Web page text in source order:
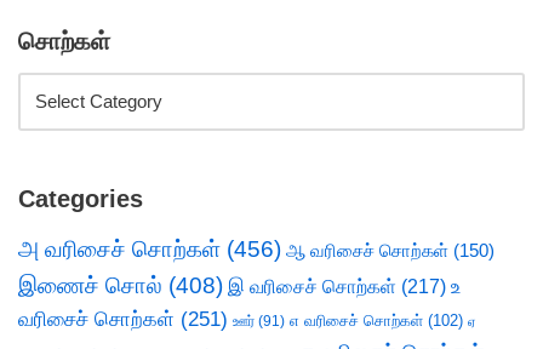
சொற்கள்
Categories
அ வரிசைச் சொற்கள் (456) ஆ வரிசைச் சொற்கள் (150)
இணைச் சொல் (408) இ வரிசைச் சொற்கள் (217) உ
வரிசைச் சொற்கள் (251) ஊர் (91) எ வரிசைச் சொற்கள் (102) ஏ